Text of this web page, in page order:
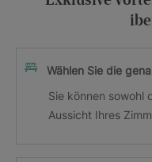
Wählen Sie die
Sie können sowohl
Aussicht Ihres